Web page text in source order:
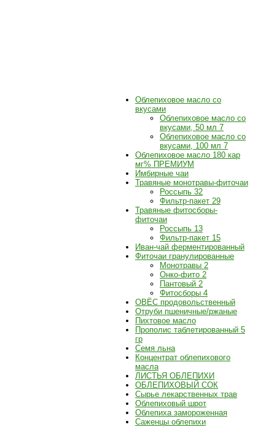
Облепиховое масло со
вкусами
Облепиховое масло со
вкусами, 50 мл 7
Облепиховое масло со
вкусами, 100 мл 7
Облепиховое масло 180 кар
мг% ПРЕМИУМ
Имбирные чаи
Травяные монотравы-фиточаи
Россыпь 32
Фильтр-пакет 29
Травяные фитосборы-
фиточаи
Россыпь 13
Фильтр-пакет 15
Иван-чай ферментированный
Фиточаи гранулированные
Монотравы 2
Онко-фито 2
Пантовый 2
Фитосборы 4
ОВЁС продовольственный
Отруби пшеничные/ржаные
Пихтовое масло
Прополис таблетированный 5
гр
Семя льна
Концентрат облепихового
масла
ЛИСТЬЯ ОБЛЕПИХИ
ОБЛЕПИХОВЫЙ СОК
Сырье лекарственных трав
Облепиховый шрот
Облепиха замороженная
Саженцы облепихи